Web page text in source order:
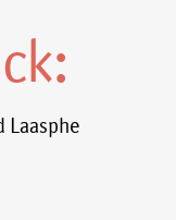
Laasphe